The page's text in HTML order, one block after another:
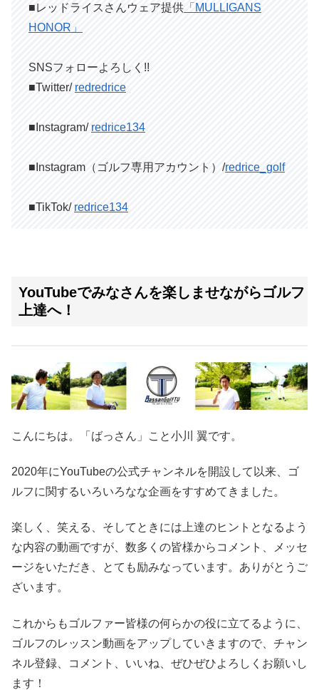
■レッドライスさんウェア提供 「MULLIGANS
HONOR」
SNSフォローよろしく!!
■Twitter/ redredrice
■Instagram/ redrice134
■Instagram（ゴルフ専用アカウント）/redrice_golf
■TikTok/ redrice134
YouTubeでみなさんを楽しませながらゴルフ
上達へ！
こんにちは。「ばっさん」こと小川 翼です。
2020年にYouTubeの公式チャンネルを開設して以来、ゴ
ルフに関するいろいろなな企画をすすめてきました。
楽しく、笑える、そしてときには上達のヒントとなるよう
な内容の動画ですが、数多くの皆様からコメント、メッセ
ージをいただき、とても励みなっています。ありがとうご
ざいます。
これからもゴルファー皆様の何らかの役に立てるように、
ゴルフのレッスン動画をアップしていきますので、チャン
ネル登録、コメント、いいね、ぜひぜひよろしくお願いし
ます！